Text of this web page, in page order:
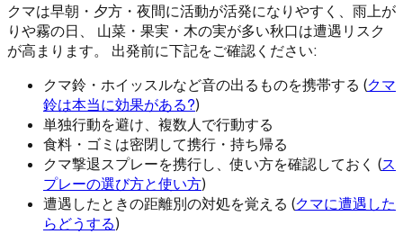
クマは早朝・夕方・夜間に活動が活発になりやすく、雨上が
りや霧の日、 山菜・果実・木の実が多い秋口は遭遇リスク
が高まります。 出発前に下記をご確認ください:
クマ鈴・ホイッスルなど音の出るものを携帯する (クマ
鈴は本当に効果がある?)
単独行動を避け、複数人で行動する
食料・ゴミは密閉して携行・持ち帰る
クマ撃退スプレーを携行し、使い方を確認しておく (ス
プレーの選び方と使い方)
遭遇したときの距離別の対処を覚える (クマに遭遇した
らどうする)